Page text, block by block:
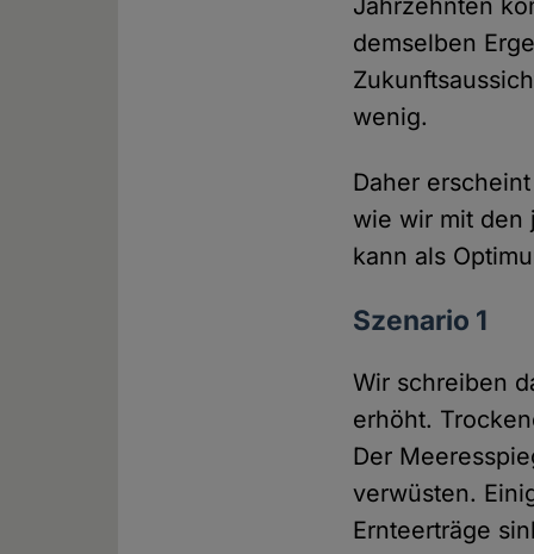
Jahrzehnten
demselben
wenig.
Daher
wie wir mit den
kann als
Szenario 1
Wir schreiben
erhöht.
Der
verwüsten.
Ernteerträge